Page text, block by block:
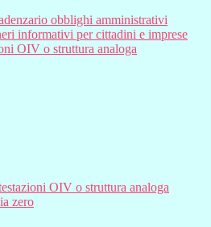
obblighi amministrativi
informativi per cittadini e imprese
OIV o struttura analoga
OIV o struttura analoga
zero